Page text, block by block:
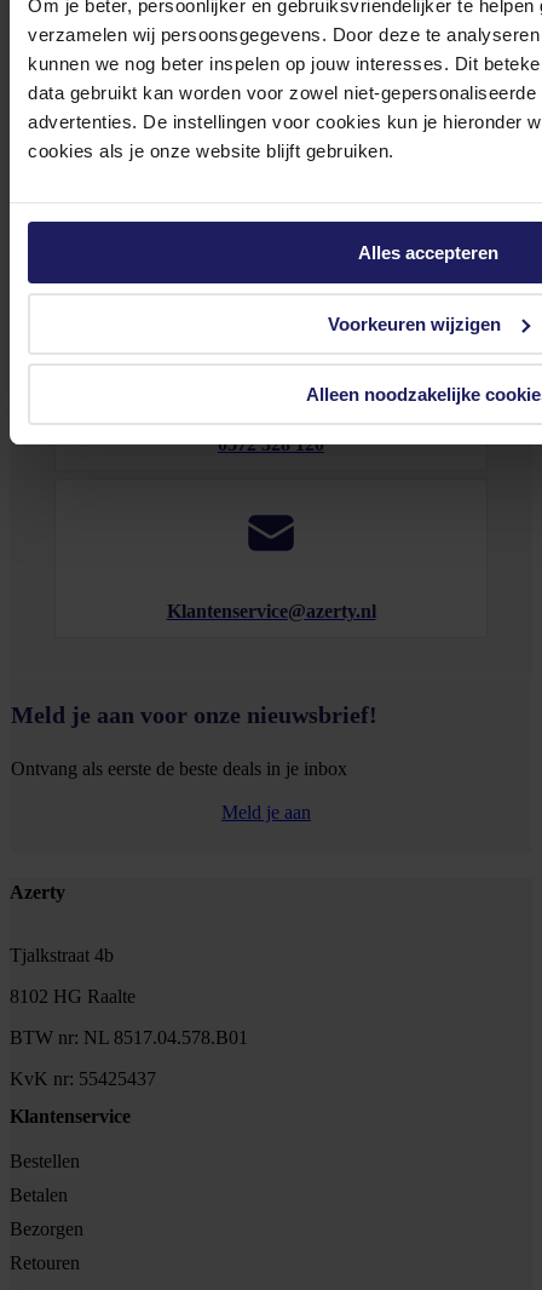
Om je beter, persoonlijker en gebruiksvriendelijker te
verzamelen wij persoonsgegevens. Door deze te
kunnen we nog beter inspelen op jouw interesses. Dit
data gebruikt kan worden voor zowel niet-
advertenties. De instellingen voor cookies kun je hieronder
cookies als je onze website blijft gebruiken.
Alles accepteren
Voorkeuren wijzigen
Alleen noodzakelijke
medewerkers staan klaar om jouw vragen te beantwoorden en verwijzen je
door indien nodig.
Onze klantenservice is via mail bereikbaar van maandag t/m vrijdag van 09.00
tot 17.00 uur en op zaterdag van 10.00 tot 15.00 uur.
0572 328 120
Klantenservice@azerty.nl
Meld je aan voor onze nieuwsbrief!
Ontvang als eerste de beste deals in je inbox
Meld je aan
Footer
Azerty
Tjalkstraat 4b
8102 HG Raalte
BTW nr: NL 8517.04.578.B01
KvK nr: 55425437
Klantenservice
Bestellen
Betalen
Bezorgen
Retouren